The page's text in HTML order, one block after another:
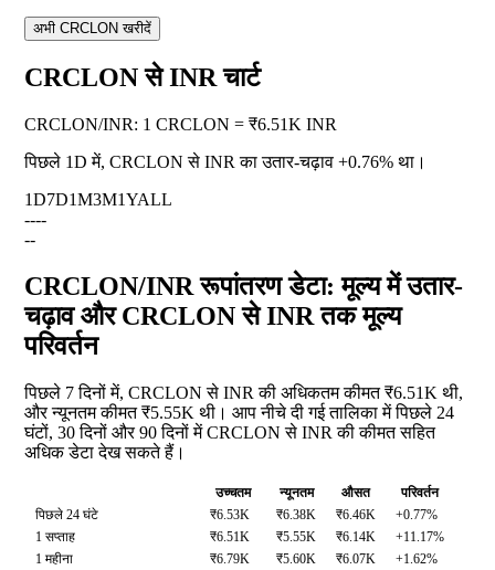
अभी CRCLON खरीदें
CRCLON से INR चार्ट
CRCLON/INR: 1 CRCLON = ₹6.51K INR
पिछले 1D में, CRCLON से INR का उतार-चढ़ाव +0.76% था।
1D7D1M3M1YALL
----
--
CRCLON/INR रूपांतरण डेटा: मूल्य में उतार-
चढ़ाव और CRCLON से INR तक मूल्य
परिवर्तन
पिछले 7 दिनों में, CRCLON से INR की अधिकतम कीमत ₹6.51K थी,
और न्यूनतम कीमत ₹5.55K थी। आप नीचे दी गई तालिका में पिछले 24
घंटों, 30 दिनों और 90 दिनों में CRCLON से INR की कीमत सहित
अधिक डेटा देख सकते हैं।
उच्चतम न्यूनतम औसत
परिवर्तन
पिछले 24 घंटे
₹6.53K ₹6.38K ₹6.46K
+0.77%
1 सप्ताह
₹6.51K ₹5.55K ₹6.14K
+11.17%
1 महीना
₹6.79K ₹5.60K ₹6.07K
+1.62%